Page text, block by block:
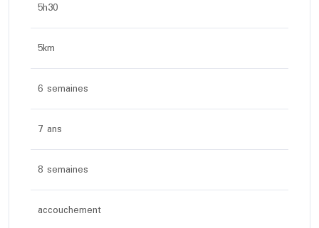
5h30
5km
6 semaines
7 ans
8 semaines
accouchement